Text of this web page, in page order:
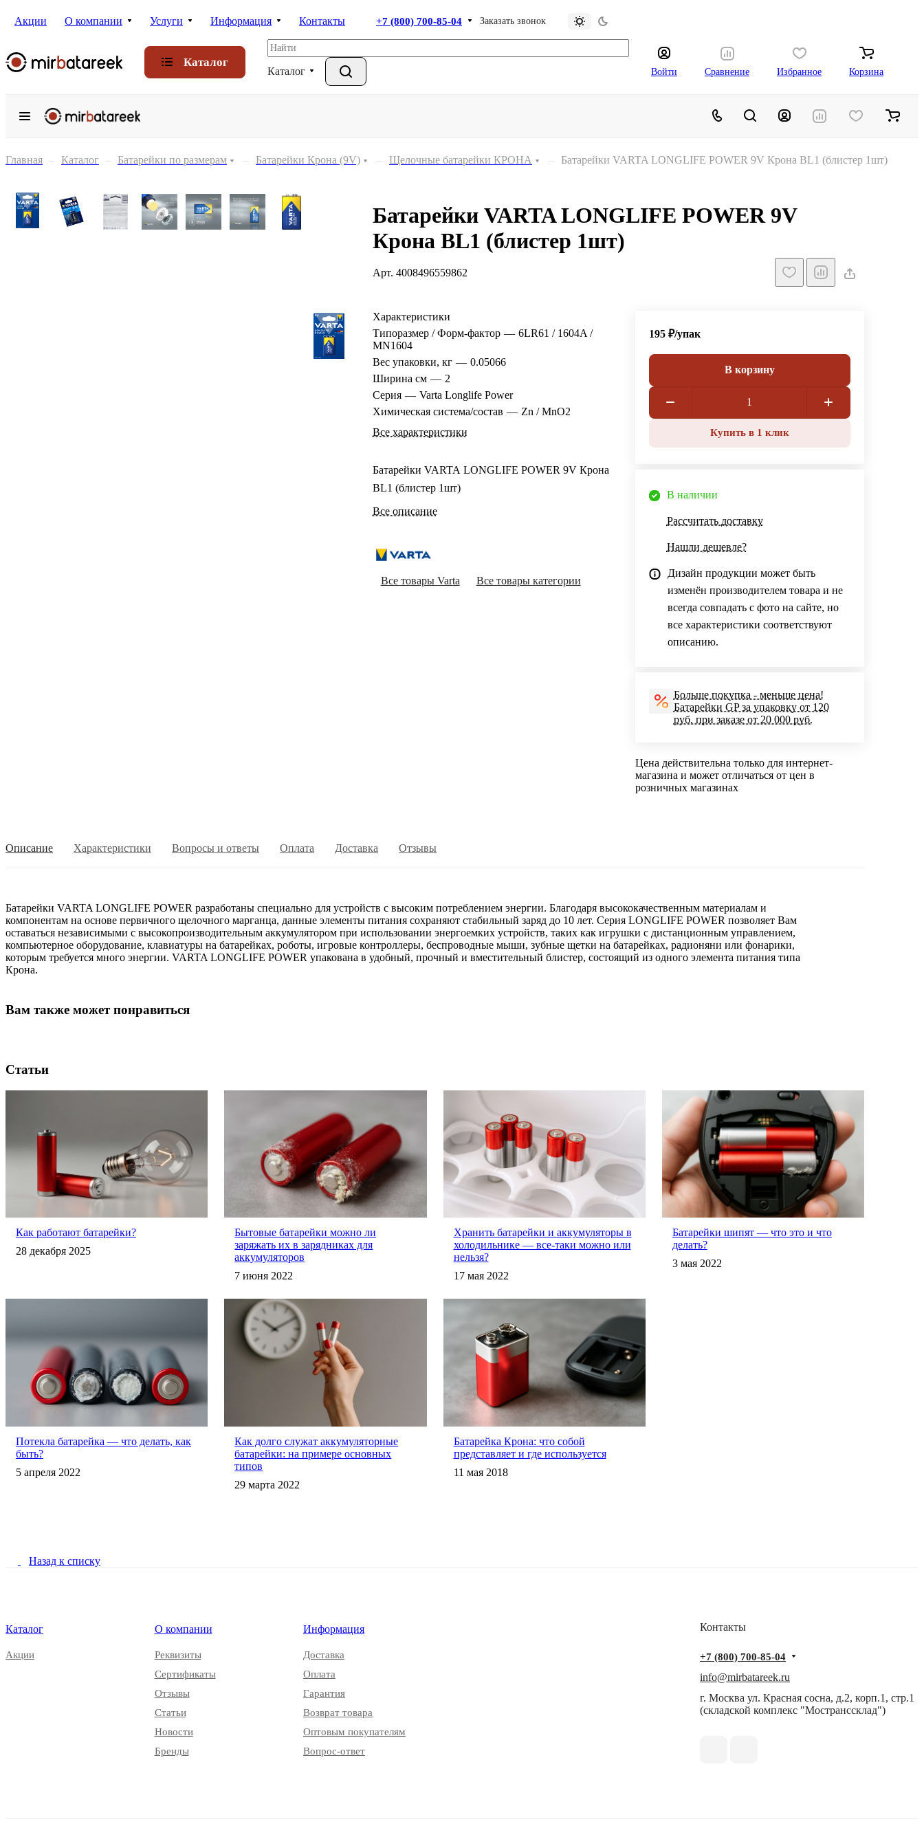
Акции О компании Услуги Информация Контакты +7 (800) 700-85-04 Заказать звонок
Каталог
Каталог Войти Сравнение Избранное Корзина
Главная – Каталог – Батарейки по размерам – Батарейки Крона (9V) – Щелочные батарейки КРОНА – Батарейки VARTA LONGLIFE POWER 9V Крона BL1 (блистер 1шт)
Батарейки VARTA LONGLIFE POWER 9V
Крона BL1 (блистер 1шт)
Арт. 4008496559862
Характеристики
Типоразмер / Форм-фактор — 6LR61 / 1604A /
MN1604
Вес упаковки, кг — 0.05066
Ширина см — 2
Серия — Varta Longlife Power
Химическая система/состав — Zn / MnO2
Все характеристики
Батарейки VARTA LONGLIFE POWER 9V Крона
BL1 (блистер 1шт)
Все описание
Все товары Varta Все товары категории
195 ₽/упак
В корзину
Купить в 1 клик
В наличии
Рассчитать доставку
Нашли дешевле?
Дизайн продукции может быть
изменён производителем товара и не
всегда совпадать с фото на сайте, но
все характеристики соответствуют
описанию.
Больше покупка - меньше цена!
Батарейки GP за упаковку от 120
руб. при заказе от 20 000 руб.
Цена действительна только для интернет-
магазина и может отличаться от цен в
розничных магазинах
Описание Характеристики Вопросы и ответы Оплата Доставка Отзывы
Батарейки VARTA LONGLIFE POWER разработаны специально для устройств с высоким потреблением энергии. Благодаря высококачественным материалам и
компонентам на основе первичного щелочного марганца, данные элементы питания сохраняют стабильный заряд до 10 лет. Серия LONGLIFE POWER позволяет Вам
оставаться независимыми с высокопроизводительным аккумулятором при использовании энергоемких устройств, таких как игрушки с дистанционным управлением,
компьютерное оборудование, клавиатуры на батарейках, роботы, игровые контроллеры, беспроводные мыши, зубные щетки на батарейках, радионяни или фонарики,
которым требуется много энергии. VARTA LONGLIFE POWER упакована в удобный, прочный и вместительный блистер, состоящий из одного элемента питания типа
Крона.
Вам также может понравиться
Статьи
Как работают батарейки?
28 декабря 2025
Бытовые батарейки можно ли
заряжать их в зарядниках для
аккумуляторов
7 июня 2022
Хранить батарейки и аккумуляторы в
холодильнике — все-таки можно или
нельзя?
17 мая 2022
Батарейки шипят — что это и что
делать?
3 мая 2022
Потекла батарейка — что делать, как
быть?
5 апреля 2022
Как долго служат аккумуляторные
батарейки: на примере основных
типов
29 марта 2022
Батарейка Крона: что собой
представляет и где используется
11 мая 2018
Назад к списку
Каталог
Акции
О компании
Реквизиты
Сертификаты
Отзывы
Статьи
Новости
Бренды
Информация
Доставка
Оплата
Гарантия
Возврат товара
Оптовым покупателям
Вопрос-ответ
Контакты
+7 (800) 700-85-04
info@mirbatareek.ru
г. Москва ул. Красная сосна, д.2, корп.1, стр.1
(складской комплекс "Мостранссклад")